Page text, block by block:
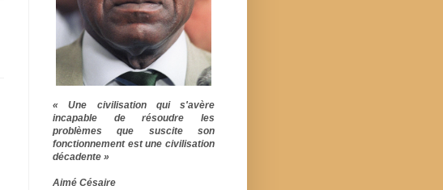
« Une civilisation qui s'avère
incapable de résoudre les
problèmes que suscite son
fonctionnement est une civilisation
décadente »
Aimé Césaire